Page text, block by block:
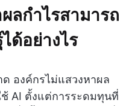
ลกำไรสามารถ
ด้อย่างไร
องค์กรไม่แสวงหาผล
AI ตั้งแต่การระดมทุนที่